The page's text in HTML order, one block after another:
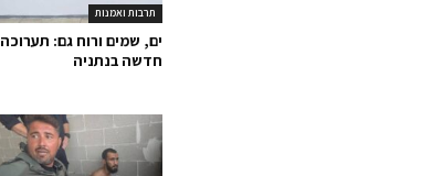
תרבות ואמנות
ים, שמים ורוח גם: תערוכה
חדשה בנתניה